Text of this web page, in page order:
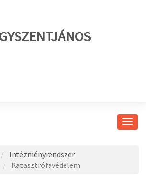
Intézményrendszer
Katasztrófavédelem